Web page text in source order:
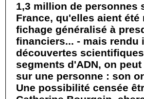
1,3 million de personnes
France, qu'elles aient
fichage généralisé à
financiers... - mais rendu
découvertes
segments d'ADN, on
sur une personne : son
Une possibilité censée